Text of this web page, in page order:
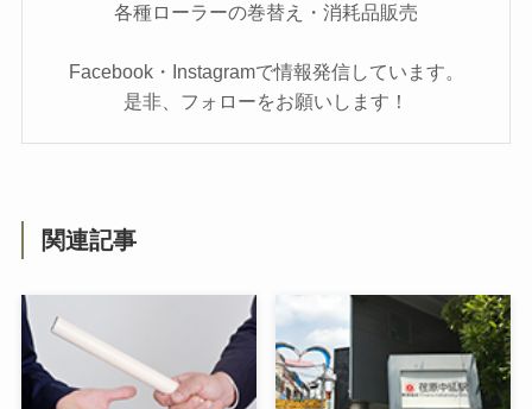
各種ローラーの巻替え・消耗品販売
Facebook・Instagramで情報発信しています。
是非、フォローをお願いします！
関連記事